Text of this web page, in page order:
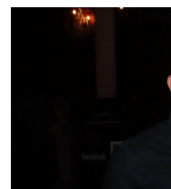
Foto: Francisco Muñiz